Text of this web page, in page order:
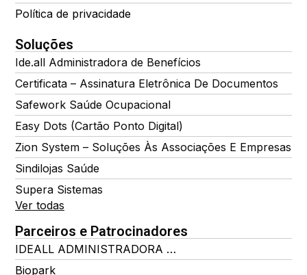
Política de privacidade
Soluções
Ide.all Administradora de Benefícios
Certificata – Assinatura Eletrônica De Documentos
Safework Saúde Ocupacional
Easy Dots (Cartão Ponto Digital)
Zion System – Soluções Às Associações E Empresas
Sindilojas Saúde
Supera Sistemas
Ver todas
Parceiros e Patrocinadores
IDEALL ADMINISTRADORA DE BENEFÍCIOS
Biopark